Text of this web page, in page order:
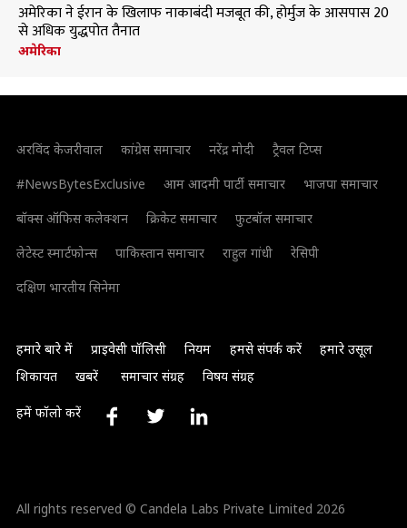
अमेरिका ने ईरान के खिलाफ नाकाबंदी मजबूत की, होर्मुज के आसपास 20
से अधिक युद्धपोत तैनात
अमेरिका
अरविंद केजरीवाल कांग्रेस समाचार नरेंद्र मोदी
ट्रैवल टिप्स
#NewsBytesExclusive
आम आदमी पार्टी समाचार
भाजपा समाचार
बॉक्स ऑफिस कलेक्शन
क्रिकेट समाचार
फुटबॉल समाचार
लेटेस्ट स्मार्टफोन्स
पाकिस्तान समाचार राहुल गांधी
रेसिपी
दक्षिण भारतीय सिनेमा
हमारे बारे में प्राइवेसी पॉलिसी नियम हमसे संपर्क करें
हमारे उसूल
शिकायत
खबरें समाचार संग्रह विषय संग्रह
हमें फॉलो करें
All rights reserved © Candela Labs Private Limited 2026